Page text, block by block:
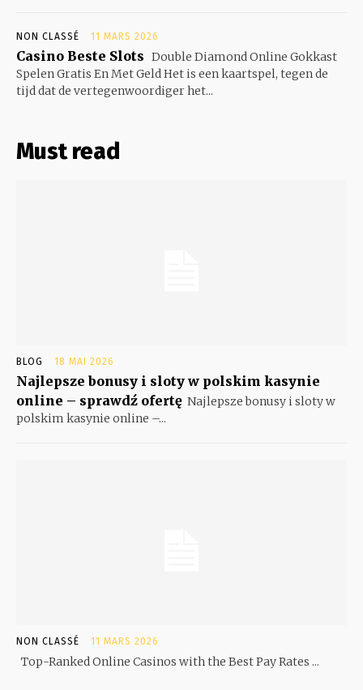
NON CLASSÉ 11 MARS 2026
Casino Beste Slots Double Diamond Online Gokkast
Spelen Gratis En Met Geld Het is een kaartspel, tegen de
tijd dat de vertegenwoordiger het...
Must read
BLOG 18 MAI 2026
Najlepsze bonusy i sloty w polskim kasynie
online – sprawdź ofertę Najlepsze bonusy i sloty w
polskim kasynie online –...
NON CLASSÉ 11 MARS 2026
Top-Ranked Online Casinos with the Best Pay Rates ...